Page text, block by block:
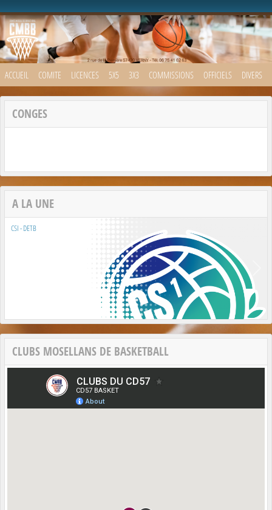
ACCUEIL COMITE LICENCES 5X5 3X3 COMMISSIONS OFFICIELS DIVERS
CONGES
A LA UNE
CSI - DETB
CLUBS MOSELLANS DE BASKETBALL